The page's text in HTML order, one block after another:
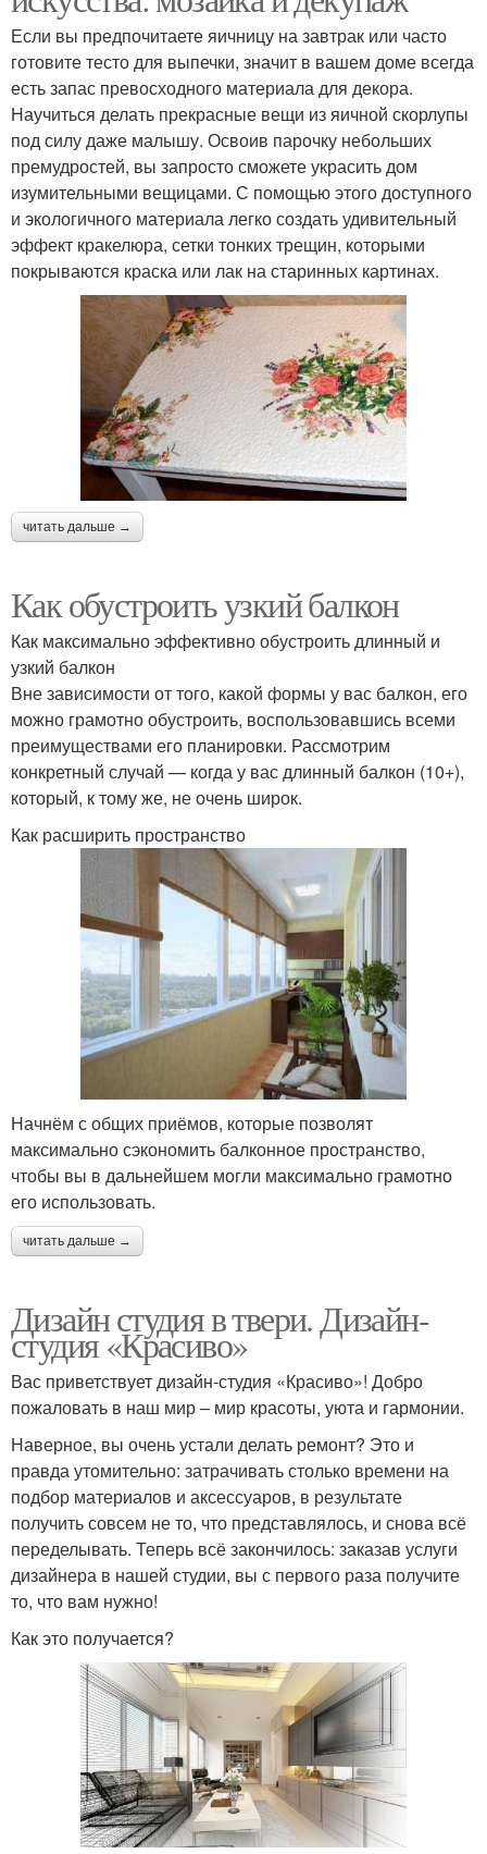
Если вы предпочитаете яичницу на завтрак или часто
готовите тесто для выпечки, значит в вашем доме всегда
есть запас превосходного материала для декора.
Научиться делать прекрасные вещи из яичной скорлупы
под силу даже малышу. Освоив парочку небольших
премудростей, вы запросто сможете украсить дом
изумительными вещицами. С помощью этого доступного
и экологичного материала легко создать удивительный
эффект кракелюра, сетки тонких трещин, которыми
покрываются краска или лак на старинных картинах.
читать дальше →
Как обустроить узкий балкон
Как максимально эффективно обустроить длинный и
узкий балкон
Вне зависимости от того, какой формы у вас балкон, его
можно грамотно обустроить, воспользовавшись всеми
преимуществами его планировки. Рассмотрим
конкретный случай — когда у вас длинный балкон (10+),
который, к тому же, не очень широк.
Как расширить пространство
Начнём с общих приёмов, которые позволят
максимально сэкономить балконное пространство,
чтобы вы в дальнейшем могли максимально грамотно
его использовать.
читать дальше →
Дизайн студия в твери. Дизайн-
студия «Красиво»
Вас приветствует дизайн-студия «Красиво»! Добро
пожаловать в наш мир – мир красоты, уюта и гармонии.
Наверное, вы очень устали делать ремонт? Это и
правда утомительно: затрачивать столько времени на
подбор материалов и аксессуаров, в результате
получить совсем не то, что представлялось, и снова всё
переделывать. Теперь всё закончилось: заказав услуги
дизайнера в нашей студии, вы с первого раза получите
то, что вам нужно!
Как это получается?